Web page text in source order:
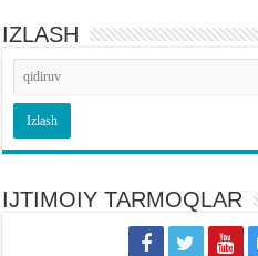
IZLASH
IJTIMOIY TARMOQLAR